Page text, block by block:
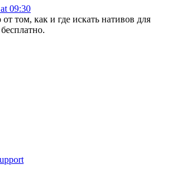
09:30
том, как и где искать нативов для